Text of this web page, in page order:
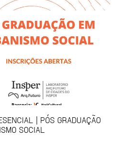
| PÓS GRADUAÇÃO
SOCIAL